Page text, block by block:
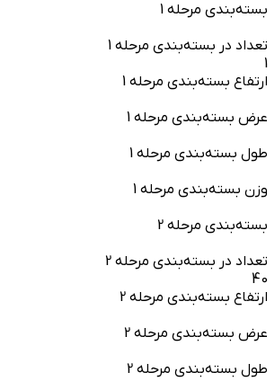
بسته‌بندی مرحله 1
تعداد در بسته‌بندی مرحله 1
1
ارتفاع بسته‌بندی مرحله 1
عرض بسته‌بندی مرحله 1
طول بسته‌بندی مرحله 1
وزن بسته‌بندی مرحله 1
بسته‌بندی مرحله 2
تعداد در بسته‌بندی مرحله 2
40
ارتفاع بسته‌بندی مرحله 2
عرض بسته‌بندی مرحله 2
طول بسته‌بندی مرحله 2